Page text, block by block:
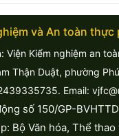
và An toàn thực
Viện Kiểm nghiệm an
Thận Duật, phường
Email:
số 150/GP-
Bộ Văn hóa, Thể thao